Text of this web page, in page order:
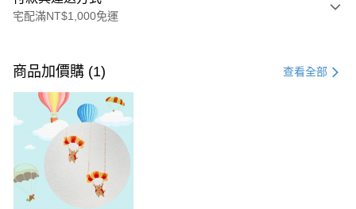
宅配滿NT$1,000免運
信用卡一次付款
LINE Pay
Apple Pay
Google Pay
商品加價購 (1) 查看全部